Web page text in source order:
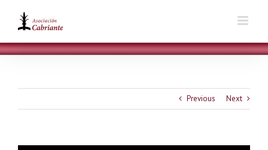
content
Previous Next